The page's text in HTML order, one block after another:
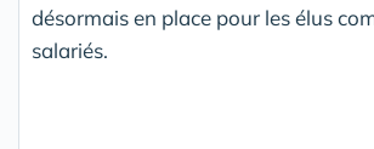
désormais en place pour les élus
salariés.